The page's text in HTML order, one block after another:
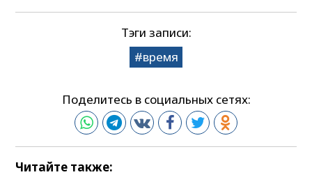
Тэги записи:
время
Поделитесь в социальных сетях:
Читайте также: